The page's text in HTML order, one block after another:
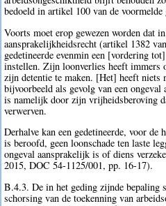
bedoeld in artikel 100 van de
Voorts moet erop gewezen worden dat
aansprakelijkheidsrecht (artikel 1382
gedetineerde evenmin een [vordering
instellen. Zijn loonverlies heeft immers
zijn detentie te maken. [Het] heeft niets
bijvoorbeeld als gevolg van een
is namelijk door zijn vrijheidsberoving
verwerven.
Derhalve kan een gedetineerde, voor
is beroofd, geen loonschade ten laste
ongeval aansprakelijk is of diens
2015, DOC 54-1125/001, pp. 16-17).
B.4.3. De in het geding zijnde bepaling
schorsing van de toekenning van